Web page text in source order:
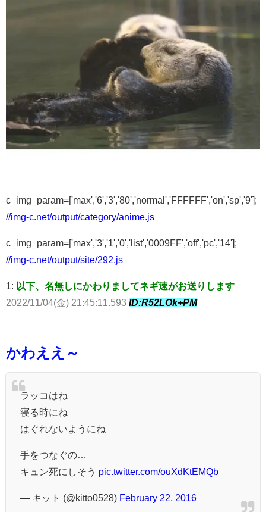
c_img_param=['max','6','3','80','normal','FFFFFF','on','sp','9'];
//img-c.net/output/category/anime.js
c_img_param=['max','3','1','0','list','0009FF','off','pc','14'];
//img-c.net/output/site/292.js
1: 以下、名無しにかわりましてネギ速がお送りします
2022/11/04(金) 21:45:11.593 ID:R52LOk+PM
かわええ～
ラッコはね
寝る時にね
はぐれないようにね
手をつなぐの…
キュン死にしそう pic.twitter.com/ouXdKtEMQb
— キット (@kitto0528) February 22, 2016